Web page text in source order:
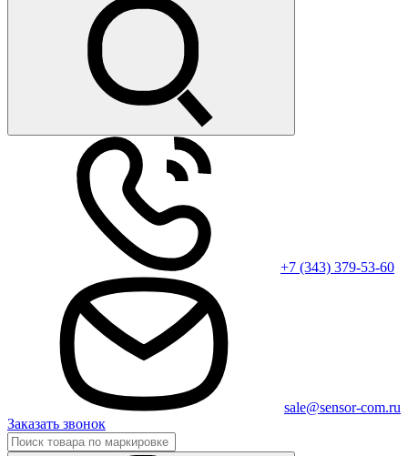
+7 (343) 379-53-60
sale@sensor-com.ru
Заказать звонок